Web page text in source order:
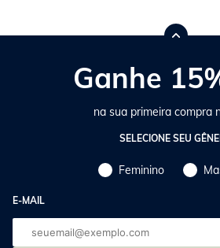
Ganhe
na sua primeira compra
SELECIONE SEU
Feminino
E-MAIL
E-
mail